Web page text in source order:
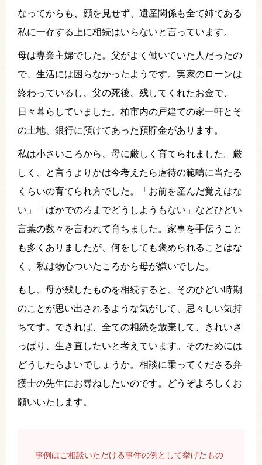
なってからも、顔を見せず、遺産関係も全て姉である
私に一存する上に相続はいらないと言っています。
母は専業主婦でした。父がよく働いていた人だったの
で、生活には困らなかったようです。実家のローンは
終わっているし、父の死後、残してくれたお金で、
日々暮らしていました。柏市内の戸建ての家一軒とそ
の土地、銀行に預けてあった預貯金があります。
私は小さいころから、母に厳しく育てられました。厳
しく、と言うよりかは今考えたら虐待の範疇に当たる
くらいの育てられ方でした。「お前を産んだ覚えはな
い」「ばかでのろまでどうしようもない」などひどい
言葉の数々を言われて育ちました。家事を手伝うこと
も多くありましたが、何をしても褒められることはな
く、私は物心ついたころから母が嫌いでした。
もし、母が残したものを相続すると、そのひどい時期
のことが思い出されるような気がして、忌々しい気持
ちです。できれば、全ての相続を放棄して、きれいさ
っぱり、生き直したいと考えています。そのためには
どうしたらよいでしょうか。相談に乗ってくださる弁
護士の先生にお尋ねしたいのです。どうぞよろしくお
願いいたします。
事例はご相談いただける事件の例として挙げたもの